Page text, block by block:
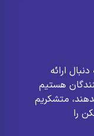
ارائه
هستیم
متشکریم
را